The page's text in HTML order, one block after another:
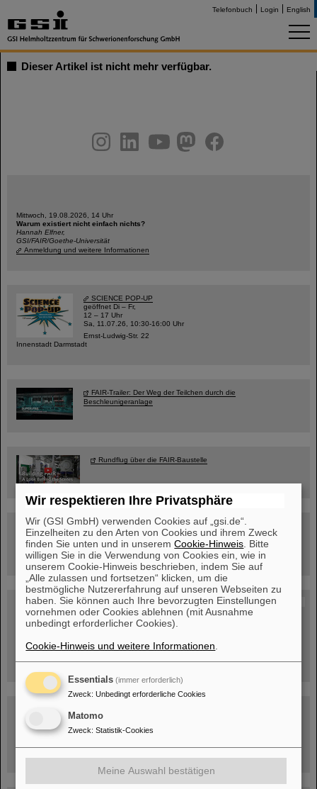
Telefonbuch Login English
Dieser Artikel ist nicht mehr verfügbar.
youtubehelmholtz.socialfacebook
Mittwoch, 19.08.2026, 14 Uhr
Warum existiert nicht einfach nichts?
Hannah Elfner,
GSI/FAIR/Goethe-Universität
Anmeldung und weitere Informationen
SCIENCE POP-UP
geöffnet Di – Fr,
12 – 17 Uhr
Sa, 11.07.26, 10:30-16:00 Uhr
Ernst-Ludwig-Str. 22
Innenstadt Darmstadt
FAIR-Trailer: Der Weg der Teilchen durch die
Beschleunigeranlage
Rundflug über die FAIR-Baustelle
Besichtigung von GSI/FAIR –
jetzt Termin buchen!
Blog Beam On
Menschen ...hinter GSI und FAIR.
Wir respektieren Ihre Privatsphäre
Wir (GSI GmbH) verwenden Cookies auf „gsi.de“.
Einzelheiten zu den Arten von Cookies und ihrem Zweck
finden Sie unten und in unseremCookie-Hinweis . Bitte
willigen Sie in die Verwendung von Cookies ein, wie in
unserem Cookie-Hinweis beschrieben, indem Sie auf
„Alle zulassen und fortsetzen“ klicken, um die
bestmögliche Nutzererfahrung auf unseren Webseiten zu
haben. Sie können auch Ihre bevorzugten Einstellungen
vornehmen oder Cookies ablehnen (mit Ausnahme
unbedingt erforderlicher Cookies).
Cookie-Hinweis und weitere Informationen
Essentials (immer erforderlich)
Zweck: Unbedingt erforderliche Cookies
Matomo
Zweck: Statistik-Cookies
Meine Auswahl bestätigen